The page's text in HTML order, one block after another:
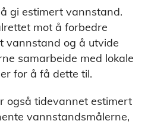
gi estimert vannstand.
mot å forbedre
vannstand og å utvide
samarbeide med lokale
for å få dette til.
også tidevannet estimert
vannstandsmålerne,